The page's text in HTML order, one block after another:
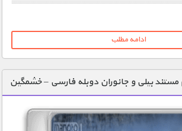
ادامه مطلب
بیلی و جانوران دوبله فارسی – خشمگین